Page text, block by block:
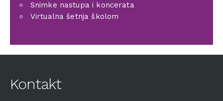
Snimke nastupa i koncerata
Virtualna šetnja školom
Kontakt